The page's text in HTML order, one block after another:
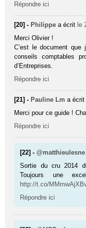
Répondre ici
[20] - Philippe a écrit le
Merci Olivier !
C’est le document que
conseils comptables
d’Entreprises.
Répondre ici
[21] - Pauline Lm a écrit
Merci pour ce guide !
Répondre ici
[22] -@matthieulesne
Sortie du cru 2014
Toujours une
http://t.co/
Répondre ici